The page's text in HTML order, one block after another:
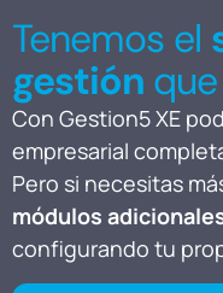
Tenemos el
gestión
Con Gestion5 XE
empresarial
Pero si necesitas
módulos
configurando tu